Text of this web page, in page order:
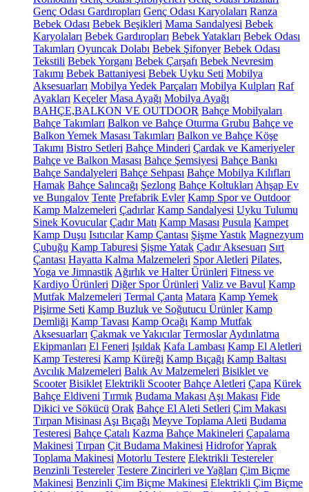
Genç Odası Gardıropları Genç Odası Karyolaları Ranza
Bebek Odası Bebek Beşikleri Mama Sandalyesi Bebek
Karyolaları Bebek Gardıropları Bebek Yatakları Bebek Odası
Takımları Oyuncak Dolabı Bebek Şifonyer Bebek Odası
Tekstili Bebek Yorganı Bebek Çarşafı Bebek Nevresim
Takımı Bebek Battaniyesi Bebek Uyku Seti Mobilya
Aksesuarları Mobilya Yedek Parçaları Mobilya Kulpları Raf
Ayakları Keçeler Masa Ayağı Mobilya Ayağı
BAHÇE,BALKON VE OUTDOOR Bahçe Mobilyaları
Bahçe Takımları Balkon ve Bahçe Oturma Grubu Bahçe ve
Balkon Yemek Masası Takımları Balkon ve Bahçe Köşe
Takımı Bistro Setleri Bahçe Minderi Çardak ve Kameriyeler
Bahçe ve Balkon Masası Bahçe Şemsiyesi Bahçe Bankı
Bahçe Sandalyeleri Bahçe Sehpası Bahçe Mobilya Kılıfları
Hamak Bahçe Salıncağı Şezlong Bahçe Koltukları Ahşap Ev
ve Bungalov Tente Prefabrik Evler Kamp Spor ve Outdoor
Kamp Malzemeleri Çadırlar Kamp Sandalyesi Uyku Tulumu
Sinek Kovucular Çadır Matı Kamp Masası Pusula Kampet
Kamp Duşu Isıtıcılar Kamp Çantası Şişme Yastık Magnezyum
Çubuğu Kamp Taburesi Şişme Yatak Çadır Aksesuarı Sırt
Çantası Hayatta Kalma Malzemeleri Spor Aletleri Pilates,
Yoga ve Jimnastik Ağırlık ve Halter Ürünleri Fitness ve
Kardiyo Ürünleri Diğer Spor Ürünleri Valiz ve Bavul Kamp
Mutfak Malzemeleri Termal Çanta Matara Kamp Yemek
Pişirme Seti Kamp Buzluk ve Soğutucu Ürünler Kamp
Demliği Kamp Tavası Kamp Ocağı Kamp Mutfak
Aksesuarları Çakmak ve Yakıcılar Termoslar Aydınlatma
Ekipmanları El Feneri Işıldak Kafa Lambası Kamp El Aletleri
Kamp Testeresi Kamp Küreği Kamp Bıçağı Kamp Baltası
Avcılık Malzemeleri Balık Av Malzemeleri Bisiklet ve
Scooter Bisiklet Elektrikli Scooter Bahçe Aletleri Çapa Kürek
Bahçe Eldiveni Tırmık Budama Makası Aşı Makası Fide
Dikici ve Sökücü Orak Bahçe El Aleti Setleri Çim Makası
Tırpan Misinası Aşı Bıçağı Meyve Toplama Aleti Budama
Testeresi Bahçe Çatalı Kazma Bahçe Makineleri Çapalama
Makinesi Tırpan Çit Budama Makinesi HidroforYaprak
Toplama Makinesi Motorlu Testere Elektrikli Testereler
Benzinli Testereler Testere Zincirleri ve Yağları Çim Biçme
Makinesi Benzinli Çim Biçme Makinesi Elektrikli Çim Biçme